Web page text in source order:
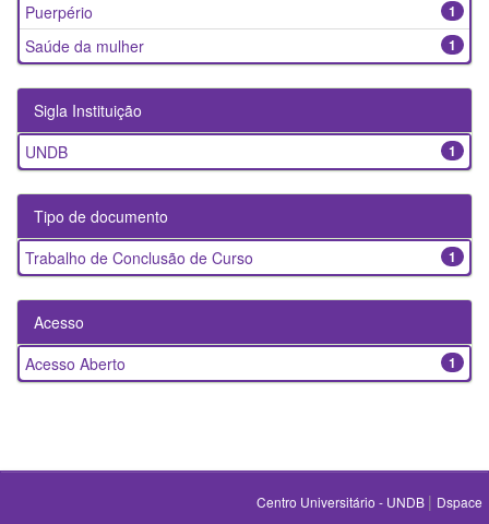
1
Puerpério
1
Saúde da mulher
Sigla Instituição
1
UNDB
Tipo de documento
1
Trabalho de Conclusão de Curso
Acesso
1
Acesso Aberto
Centro Universitário - UNDB | Dspace